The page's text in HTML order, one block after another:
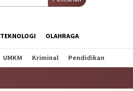
TEKNOLOGI OLAHRAGA
UMKM Kriminal Pendidikan